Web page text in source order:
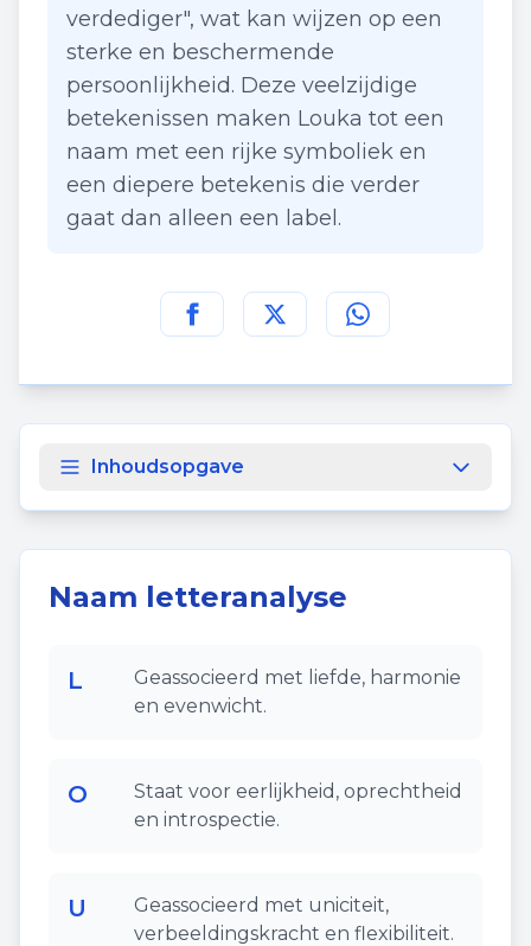
verdediger", wat kan wijzen op een
sterke en beschermende
persoonlijkheid. Deze veelzijdige
betekenissen maken Louka tot een
naam met een rijke symboliek en
een diepere betekenis die verder
gaat dan alleen een label.
Deel deze pagina op
Deel deze pagina op
Deel deze pagina
Inhoudsopgave
Naam letteranalyse
L
Geassocieerd met liefde, harmonie
en evenwicht.
O
Staat voor eerlijkheid, oprechtheid
en introspectie.
U
Geassocieerd met uniciteit,
verbeeldingskracht en flexibiliteit.